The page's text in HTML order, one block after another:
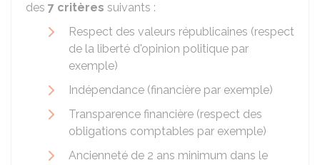
des 7 critères suivants :
Respect des valeurs républicaines (respect
de la liberté d'opinion politique par
exemple)
Indépendance (financière par exemple)
Transparence financière (respect des
obligations comptables par exemple)
Ancienneté de 2 ans minimum dans le